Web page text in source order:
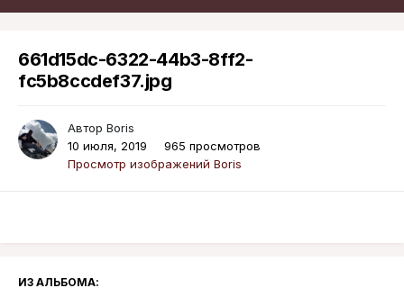
661d15dc-6322-44b3-8ff2-
fc5b8ccdef37.jpg
Автор Boris
10 июля, 2019
965 просмотров
Просмотр изображений Boris
ИЗ АЛЬБОМА: